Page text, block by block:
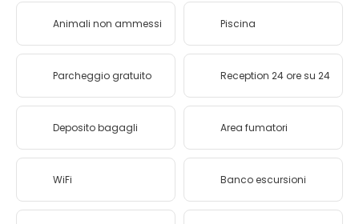
Animali non ammessi Piscina
Parcheggio gratuito Reception 24 ore su 24
Deposito bagagli Area fumatori
WiFi Banco escursioni